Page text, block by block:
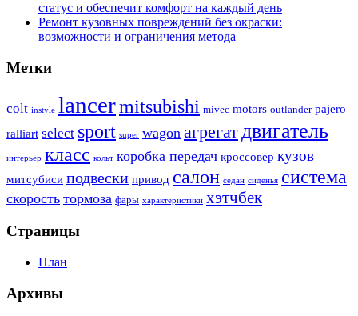
статус и обеспечит комфорт на каждый день
Ремонт кузовных повреждений без окраски:
возможности и ограничения метода
Метки
colt instyle lancermitsubishi mivec motors outlander pajero
ralliart select sport super wagon агрегат двигатель
интерьер класс кольт коробка передач кроссовер кузов
митсубиси подвески привод салон седан сиденья система
скорость тормоза фары характеристики хэтчбек
Страницы
План
Архивы